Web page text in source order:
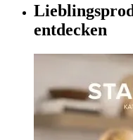
entdecken